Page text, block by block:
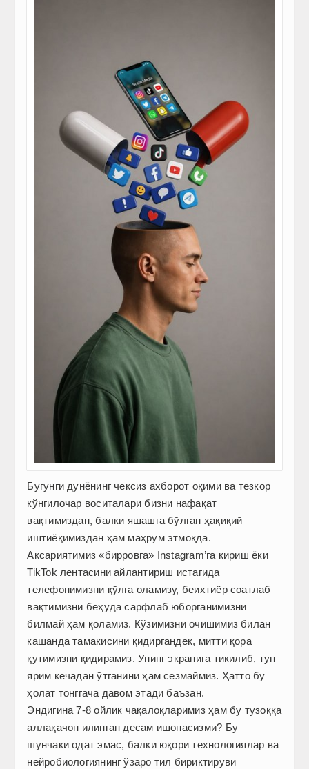
Бугунги дунёнинг чексиз ахборот оқими ва тезкор
кўнгилочар воситалари бизни нафақат
вақтимиздан, балки яшашга бўлган ҳақиқий
иштиёқимиздан ҳам маҳрум этмоқда.
Аксариятимиз «бирровга» Instagram’га кириш ёки
TikTok лентасини айлантириш истагида
телефонимизни қўлга оламизу, беихтиёр соатлаб
вақтимизни беҳуда сарфлаб юборганимизни
билмай ҳам қоламиз. Кўзимизни очишимиз билан
кашанда тамакисини қидиргандек, митти қора
қутимизни қидирамиз. Унинг экранига тикилиб, тун
ярим кечадан ўтганини ҳам сезмаймиз. Ҳатто бу
ҳолат тонггача давом этади баъзан.
Эндигина 7-8 ойлик чақалоқларимиз ҳам бу тузоққа
аллақачон илинган десам ишонасизми? Бу
шунчаки одат эмас, балки юқори технологиялар ва
нейробиологиянинг ўзаро тил бириктируви